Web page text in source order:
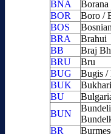
BNA
BOR
Boro /
BOS
BRA
Brahui
BB
Braj
BRU
Bru
BUG
Bugis /
BUK
BU
BUN
BR